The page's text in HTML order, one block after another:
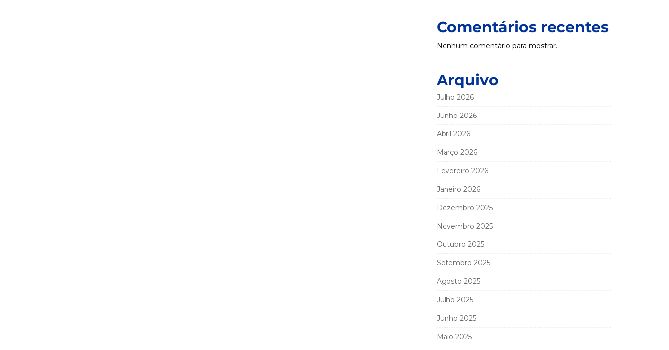
Comentários recentes
Nenhum comentário para mostrar.
Arquivo
Julho 2026
Junho 2026
Abril 2026
Março 2026
Fevereiro 2026
Janeiro 2026
Dezembro 2025
Novembro 2025
Outubro 2025
Setembro 2025
Agosto 2025
Julho 2025
Junho 2025
Maio 2025